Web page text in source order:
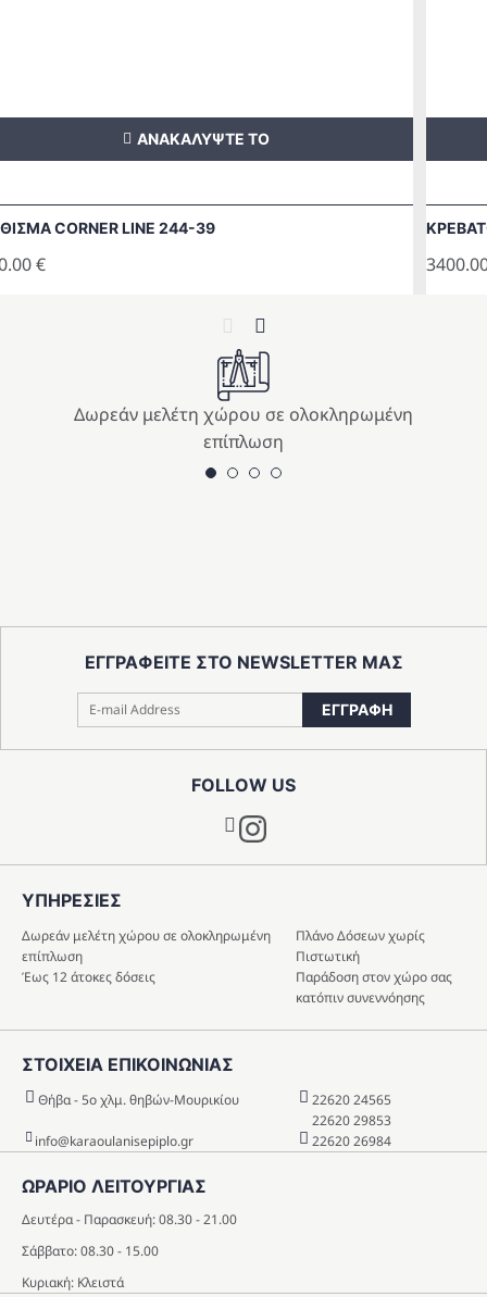
Previous
CORNER LINE 244-39
€
ΑΝΑΚΑΛΥΨΤΕ ΤΟ
Next
Δωρεάν μελέτη χώρου σε ολοκληρωμένη
επίπλωση
FOLLOW US
Instagram
ΕΓΓΡΑΦΕΙΤΕ ΣΤΟ NEWSLETTER ΜΑΣ
ΕΓΓΡΑΦΗ
ΩΡΑΡΙΟ ΛΕΙΤΟΥΡΓΙΑΣ
Δευτέρα - Παρασκευή: 08.30 - 21.00
Σάββατο: 08.30 - 15.00
Κυριακή: Κλειστά
ΥΠΗΡΕΣIΕΣ
Δωρεάν μελέτη χώρου σε ολοκληρωμένη
επίπλωση
Πλάνο Δόσεων χωρίς
Πιστωτική
Έως 12 άτοκες δόσεις
Παράδοση στον χώρο σας
κατόπιν συνεννόησης
ΣΤΟΙΧΕΙΑ ΕΠΙΚΟΙΝΩΝΙΑΣ
Θήβα - 5o χλμ. θηβών-Μουρικίου
22620 24565
22620 29853
info@karaoulanisepiplo.gr
22620 26984